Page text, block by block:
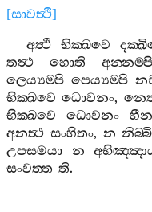
[සාවත්‍ථි]
අත්‍ථි
භික‍්ඛවෙ
තත්‍ථ
හොති අන‍්නම‍්පි
ලෙය්‍යම‍්පි පෙය්‍යම‍්පි
භික‍්ඛවෙ ධොවනං,
භික‍්ඛවෙ
ධොවනං
අනත්‍ථ සංහිතං, න
උපසමයා
න
සංවත‍්ත ති.